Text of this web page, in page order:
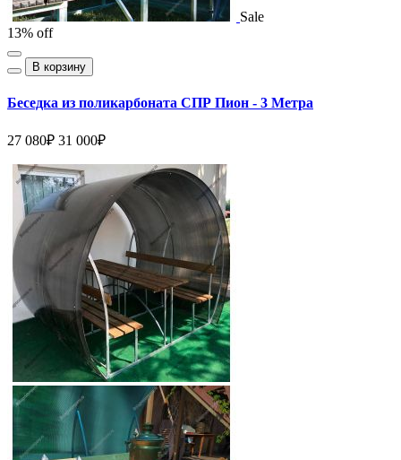
Sale
13% off
В корзину
Беседка из поликарбоната СПР Пион - 3 Метра
27 080₽ 31 000₽